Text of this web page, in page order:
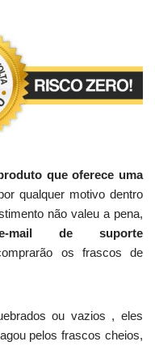
que oferece uma
qualquer motivo dentro
não valeu a pena,
mail de suporte
os frascos de
ou vazios , eles
pelos frascos cheios,